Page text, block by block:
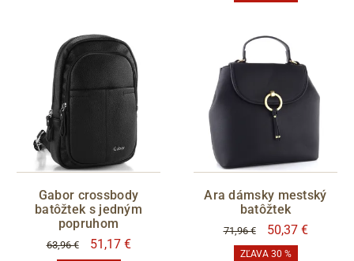
Gabor crossbody
batôžtek s jedným
popruhom
63,96 € 51,17 €
Ara dámsky mestský
batôžtek
71,96 € 50,37 €
ZĽAVA 30 %